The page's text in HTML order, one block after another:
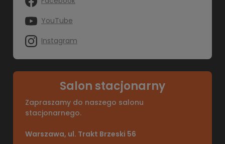
YouTube
Instagram
Salon stacjonarny
Zapraszamy do naszego salonu
stacjonarnego.
Warszawa, ul. Trakt Brzeski 56